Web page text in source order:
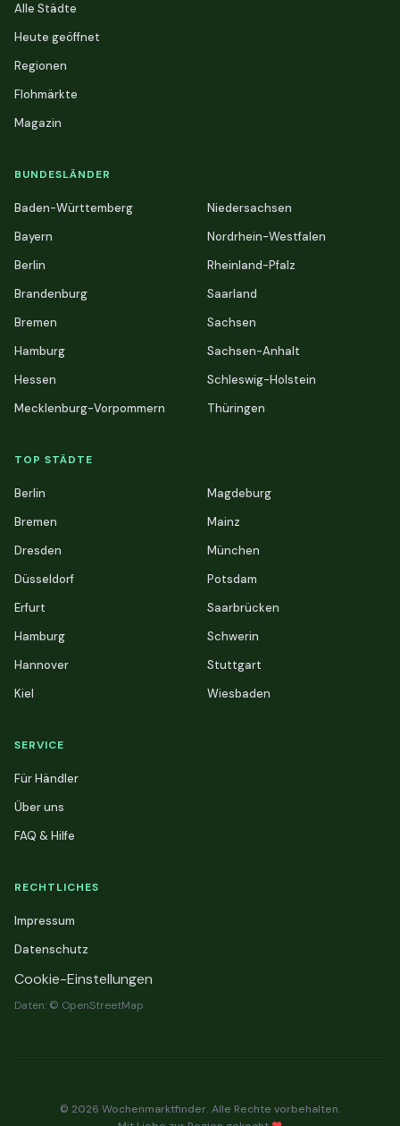
Alle Städte
Heute geöffnet
Regionen
Flohmärkte
Magazin
BUNDESLÄNDER
Baden-Württemberg
Bayern
Berlin
Brandenburg
Bremen
Hamburg
Hessen
Mecklenburg-Vorpommern
Niedersachsen
Nordrhein-Westfalen
Rheinland-Pfalz
Saarland
Sachsen
Sachsen-Anhalt
Schleswig-Holstein
Thüringen
TOP STÄDTE
Berlin
Bremen
Dresden
Düsseldorf
Erfurt
Hamburg
Hannover
Kiel
Magdeburg
Mainz
München
Potsdam
Saarbrücken
Schwerin
Stuttgart
Wiesbaden
SERVICE
Für Händler
Über uns
FAQ & Hilfe
RECHTLICHES
Impressum
Datenschutz
Cookie-Einstellungen
Daten: © OpenStreetMap
© 2026 Wochenmarktfinder. Alle Rechte vorbehalten.